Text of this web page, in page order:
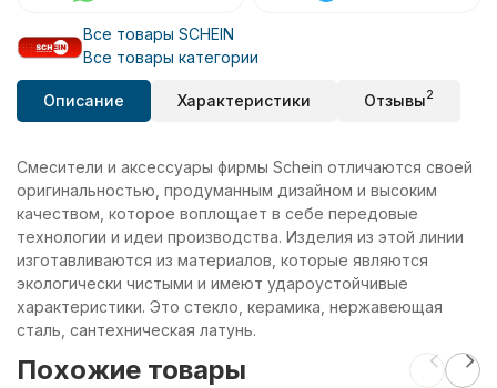
Все товары SCHEIN
Все товары категории
Описание Характеристики Отзывы2
Смесители и аксессуары фирмы Schein отличаются своей
оригинальностью, продуманным дизайном и высоким
качеством, которое воплощает в себе передовые
технологии и идеи производства. Изделия из этой линии
изготавливаются из материалов, которые являются
экологически чистыми и имеют удароустойчивые
характеристики. Это стекло, керамика, нержавеющая
сталь, сантехническая латунь.
Похожие товары